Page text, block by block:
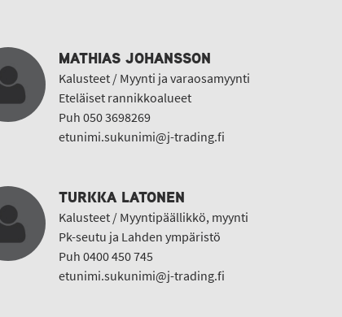
MATHIAS JOHANSSON
Kalusteet / Myynti ja varaosamyynti
Eteläiset rannikkoalueet
Puh 050 3698269
etunimi.sukunimi@j-trading.fi
TURKKA LATONEN
Kalusteet / Myyntipäällikkö, myynti
Pk-seutu ja Lahden ympäristö
Puh 0400 450 745
etunimi.sukunimi@j-trading.fi